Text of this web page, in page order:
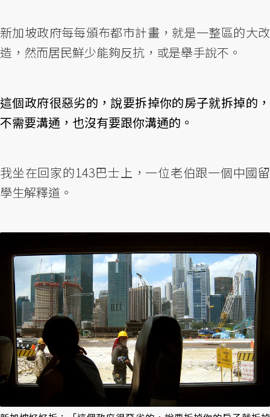
新加坡政府每每頒布都市計畫，就是一整區的大改
造，然而居民鮮少能夠反抗，或是舉手說不。
這個政府很惡劣的，說要拆掉你的房子就拆掉的，
不需要溝通，也沒有要跟你溝通的。
我坐在回家的143巴士上，一位老伯跟一個中國留
學生解釋道。